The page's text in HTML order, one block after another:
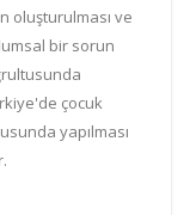
oluşturulması ve
bir sorun
çocuk
yapılması